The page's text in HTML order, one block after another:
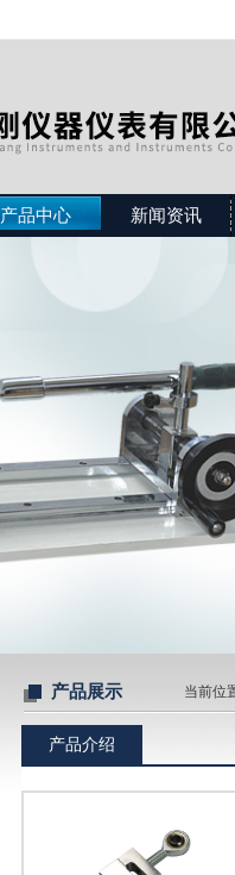
产品中心 新闻资讯
产品展示 当前位
产品介绍